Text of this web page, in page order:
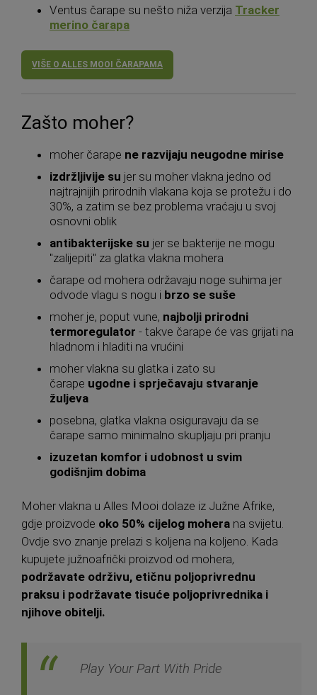
Ventus čarape su nešto niža verzija Tracker
merino čarapa
VIŠE O ALLES MOOI ČARAPAMA
Zašto moher?
moher čarape ne razvijaju neugodne mirise
izdržljivije su jer su moher vlakna jedno od
najtrajnijih prirodnih vlakana koja se protežu i do
30%, a zatim se bez problema vraćaju u svoj
osnovni oblik
antibakterijske su jer se bakterije ne mogu
"zalijepiti" za glatka vlakna mohera
čarape od mohera održavaju noge suhima jer
odvode vlagu s nogu i brzo se suše
moher je, poput vune, najbolji prirodni
termoregulator - takve čarape će vas grijati na
hladnom i hladiti na vrućini
moher vlakna su glatka i zato su
čarape ugodne i sprječavaju stvaranje
žuljeva
posebna, glatka vlakna osiguravaju da se
čarape samo minimalno skupljaju pri pranju
izuzetan komfor i udobnost u svim
godišnjim dobima
Moher vlakna u Alles Mooi dolaze iz Južne Afrike,
gdje proizvode oko 50% cijelog mohera na svijetu.
Ovdje svo znanje prelazi s koljena na koljeno. Kada
kupujete južnoafrički proizvod od mohera,
podržavate održivu, etičnu poljoprivrednu
praksu i podržavate tisuće poljoprivrednika i
njihove obitelji.
Play Your Part With Pride